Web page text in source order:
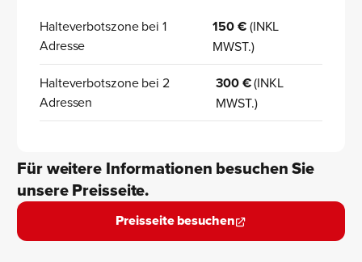
Halteverbotszone bei 1
Adresse
150 €(INKL
MWST.)
Halteverbotszone bei 2
Adressen
300 €(INKL
MWST.)
Für weitere Informationen besuchen Sie
unsere Preisseite.
Preisseite besuchen